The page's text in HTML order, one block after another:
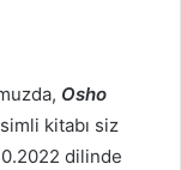
Osho
kitabı siz
dilinde